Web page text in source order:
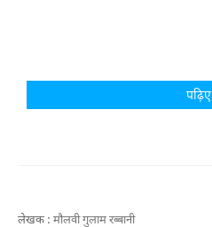
पढ़िए
लेखक : मौलवी गुलाम रब्बानी